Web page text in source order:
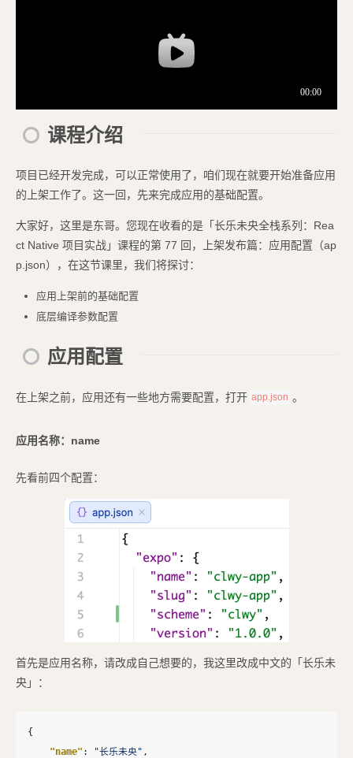
课程介绍
项目已经开发完成，可以正常使用了，咱们现在就要开始准备应用
的上架工作了。这一回，先来完成应用的基础配置。
大家好，这里是东哥。您现在收看的是「长乐未央全栈系列：Rea
ct Native 项目实战」课程的第 77 回，上架发布篇：应用配置（ap
p.json），在这节课里，我们将探讨：
应用上架前的基础配置
底层编译参数配置
应用配置
在上架之前，应用还有一些地方需要配置，打开 app.json 。
应用名称：name
先看前四个配置：
首先是应用名称，请改成自己想要的，我这里改成中文的「长乐未
央」：
{
"name" : "长乐未央" ,